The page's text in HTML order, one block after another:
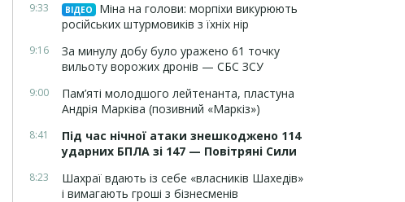
9:33 ВІДЕО
Міна на голови: морпіхи викурюють
російських штурмовиків з їхніх нір
9:16
За минулу добу було уражено 61 точку
вильоту ворожих дронів — СБС ЗСУ
9:00
Пам’яті молодшого лейтенанта, пластуна
Андрія Марківа (позивний «Маркіз»)
8:41
Під час нічної атаки знешкоджено 114
ударних БПЛА зі 147 — Повітряні Сили
8:23
Шахраї вдають із себе «власників Шахедів»
і вимагають гроші з бізнесменів